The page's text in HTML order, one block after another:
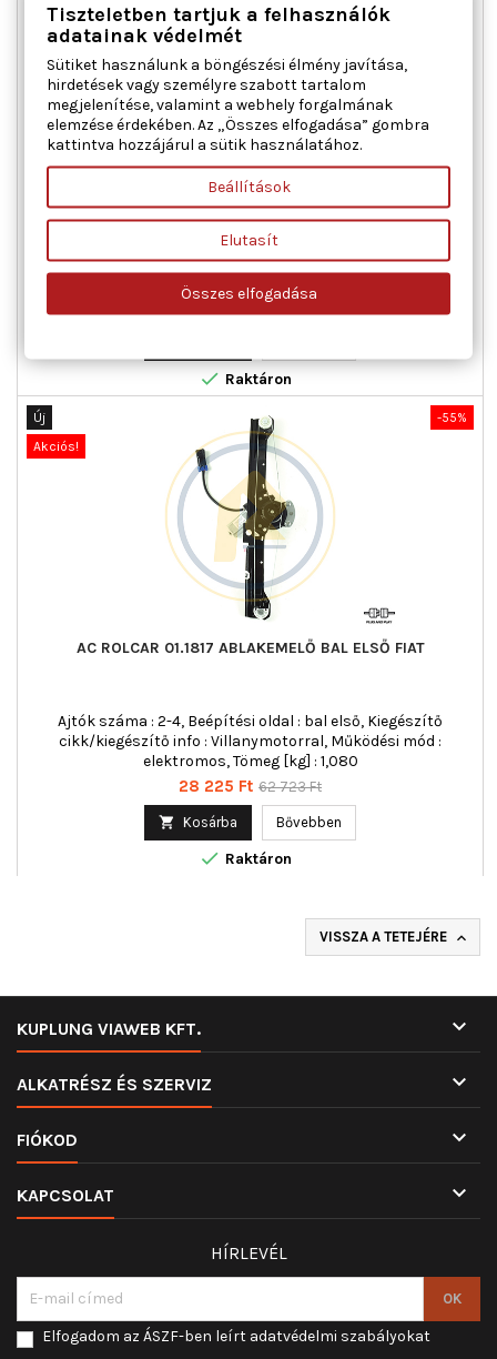
MAXGEAR 50-0294 ABLAKEMELŐ BAL ELSŐ JOBB ELSŐ
ABARTH FIAT
Ajtók száma : 3 / 5, Beépítési oldal : bal első, Beépítési oldal :
jobb első, Kiegészítő cikk/kiegészítő info : Villanymotor
nélkül, Kiegészítő cikk/kiegészítő info : Villanymotorral,
Működési mód : elektromos, Páros cikkszám : 350103104200
Ár
Normál
22 042 Ft
 Raktáron
-55%
Új
Akciós!
AC ROLCAR 01.1817 ABLAKEMELŐ BAL ELSŐ FIAT
Ajtók száma : 2-4, Beépítési oldal : bal első, Kiegészítő
cikk/kiegészítő info : Villanymotorral, Működési mód :
elektromos, Tömeg [kg] : 1,080
Ár
28 225 Ft Normál
62 723 Ft
 Kosárba Bővebben
 Raktáron
VISSZA A TETEJÉRE 
KUPLUNG VIAWEB KFT. 
ALKATRÉSZ ÉS SZERVIZ 
FIÓKOD 
KAPCSOLAT 
HÍRLEVÉL
Elfogadom az ÁSZF-ben leírt adatvédelmi szabályokat
Tiszteletben tartjuk a felhasználók
adatainak védelmét
Sütiket használunk a böngészési élmény javítása,
hirdetések vagy személyre szabott tartalom
megjelenítése, valamint a webhely forgalmának
elemzése érdekében. Az „Összes elfogadása” gombra
kattintva hozzájárul a sütik használatához.
Beállítások
Elutasít
Összes elfogadása